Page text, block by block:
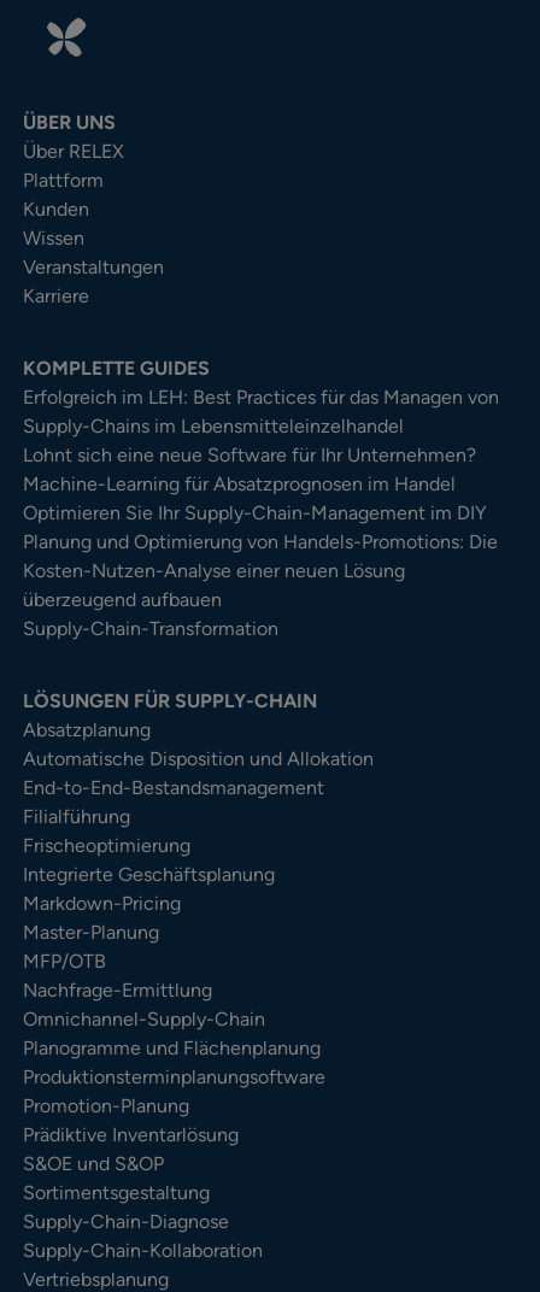
ÜBER UNS
Über RELEX
Plattform
Kunden
Wissen
Veranstaltungen
Karriere
KOMPLETTE GUIDES
Erfolgreich im LEH: Best Practices für das Managen von
Supply-Chains im Lebensmitteleinzelhandel
Lohnt sich eine neue Software für Ihr Unternehmen?
Machine-Learning für Absatzprognosen im Handel
Optimieren Sie Ihr Supply-Chain-Management im DIY
Planung und Optimierung von Handels-Promotions: Die
Kosten-Nutzen-Analyse einer neuen Lösung
überzeugend aufbauen
Supply-Chain-Transformation
LÖSUNGEN FÜR SUPPLY-CHAIN
Absatzplanung
Automatische Disposition und Allokation
End-to-End-Bestandsmanagement
Filialführung
Frischeoptimierung
Integrierte Geschäftsplanung
Markdown-Pricing
Master-Planung
MFP/OTB
Nachfrage-Ermittlung
Omnichannel-Supply-Chain
Planogramme und Flächenplanung
Produktionsterminplanungsoftware
Promotion-Planung
Prädiktive Inventarlösung
S&OE und S&OP
Sortimentsgestaltung
Supply-Chain-Diagnose
Supply-Chain-Kollaboration
Vertriebsplanung